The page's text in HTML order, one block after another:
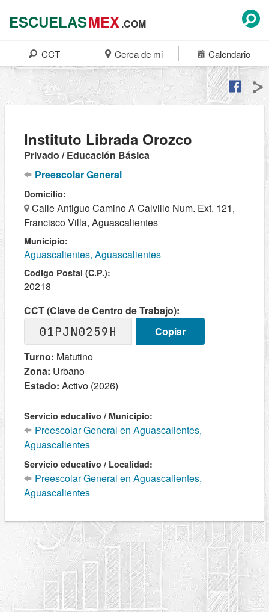
ESCUELASMEX.COM
CCT Cerca de mi Calendario
Instituto Librada Orozco
Privado / Educación Básica
Preescolar General
Domicilio:
Calle Antiguo Camino A Calvillo Num. Ext. 121,
Francisco Villa, Aguascalientes
Municipio:
Aguascalientes, Aguascalientes
Codigo Postal (C.P.):
20218
CCT (Clave de Centro de Trabajo):
01PJN0259H
Copiar
Turno: Matutino
Zona: Urbano
Estado: Activo (2026)
Servicio educativo / Municipio:
Preescolar General en Aguascalientes,
Aguascalientes
Servicio educativo / Localidad:
Preescolar General en Aguascalientes,
Aguascalientes